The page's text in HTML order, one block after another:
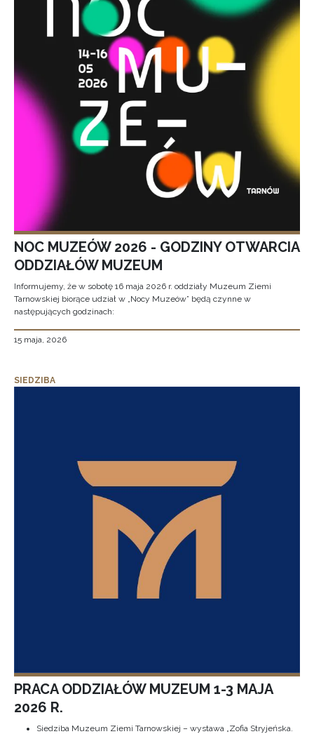
NOC MUZEÓW 2026 - GODZINY OTWARCIA
ODDZIAŁÓW MUZEUM
Informujemy, że w sobotę 16 maja 2026 r. oddziały Muzeum Ziemi
Tarnowskiej biorące udział w „Nocy Muzeów” będą czynne w
następujących godzinach:
15 maja, 2026
SIEDZIBA
PRACA ODDZIAŁÓW MUZEUM 1-3 MAJA
2026 R.
Siedziba Muzeum Ziemi Tarnowskiej – wystawa „Zofia Stryjeńska.